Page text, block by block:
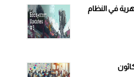
في النظام